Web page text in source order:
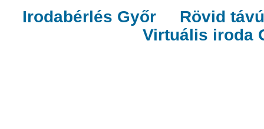
Irodabérlés Győr
Rövid
Virtuális iroda